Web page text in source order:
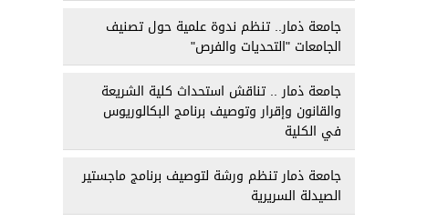
جامعة ذمار.. تنظم ندوة علمية حول تصنيف
الجامعات "التحديات والفرص"
جامعة ذمار .. تناقش استحداث كلية الشريعة
والقانون وإقرار وتوصيف برنامج البكالوريوس
في الكلية
جامعة ذمار تنظم ورشة لتوصيف برنامج ماجستير
الصيدلة السريرية